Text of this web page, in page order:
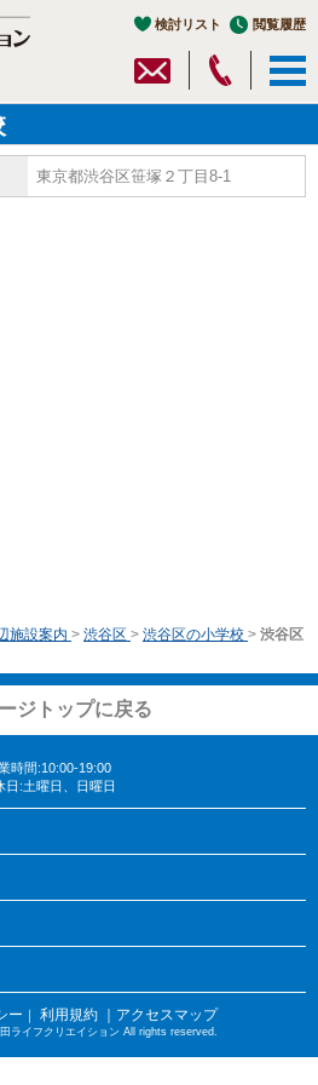
検討リスト 閲覧履歴
東京都渋谷区笹塚２丁目8-1
施設案内 > 渋谷区 > 渋谷区の小学校 > 渋谷区
ジトップに戻る
時間:10:00-19:00
日:土曜日、日曜日
ー ｜ 利用規約 ｜アクセスマップ
ライフクリエイション All rights reserved.